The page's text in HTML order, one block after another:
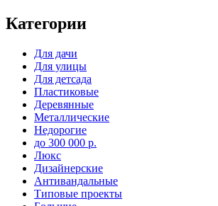
Категории
Для дачи
Для улицы
Для детсада
Пластиковые
Деревянные
Металлические
Недорогие
до 300 000 р.
Люкс
Дизайнерские
Антивандальные
Типовые проекты